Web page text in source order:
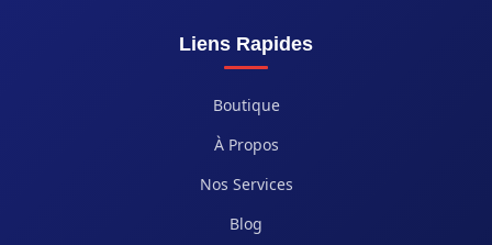
Liens Rapides
Boutique
À Propos
Nos Services
Blog